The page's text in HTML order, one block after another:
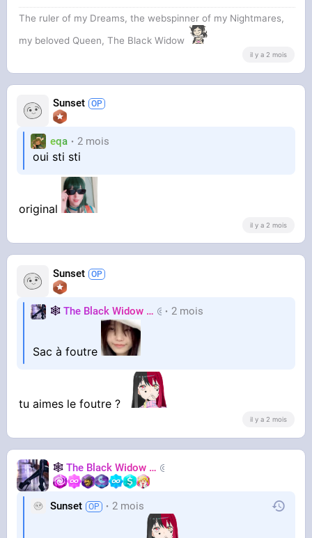
The ruler of my Dreams, the webspinner of my Nightmares,
my beloved Queen, The Black Widow
il y a 2 mois
Sunset
eqa 2 mois
oui sti sti
original
il y a 2 mois
Sunset
🕸️ The Black Widow 🕷️ Nastasya
2 mois
Sac à foutre
tu aimes le foutre ?
il y a 2 mois
🕸️ The Black Widow 🕷️
Sunset 2 mois